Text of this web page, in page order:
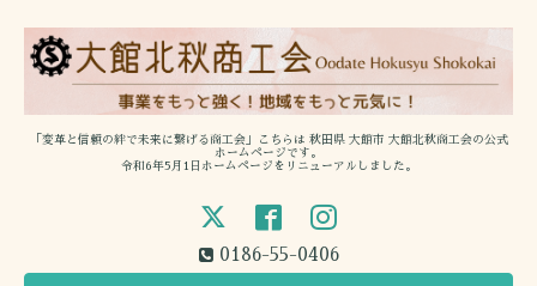
「変革と信頼の絆で未来に繋げる商工会」こちらは 秋田県 大館市 大館北秋商工会の公式
ホームページです。
令和6年5月1日ホームページをリニューアルしました。
0186-55-0406